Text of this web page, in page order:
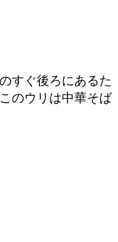
すぐ後ろにあるた
のウリは中華そば